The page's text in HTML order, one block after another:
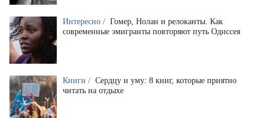
Интересно / Гомер, Нолан и релоканты. Как
современные эмигранты повторяют путь Одиссея
Книги / Сердцу и уму: 8 книг, которые приятно
читать на отдыхе